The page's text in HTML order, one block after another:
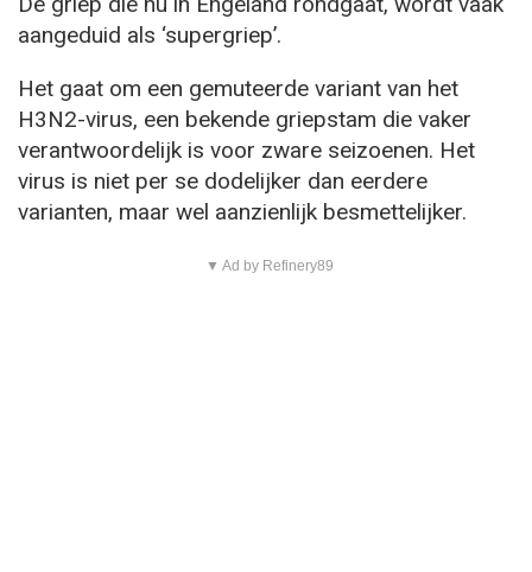
aangeduid als ‘supergriep’.
Het gaat om een gemuteerde variant van het
H3N2-virus, een bekende griepstam die vaker
verantwoordelijk is voor zware seizoenen. Het
virus is niet per se dodelijker dan eerdere
varianten, maar wel aanzienlijk besmettelijker.
▼ Ad by Refinery89